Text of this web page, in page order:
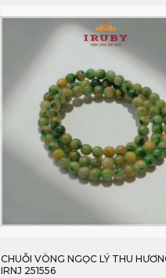
CHUỖI VÒNG LAM BĂNG CÚC -
2512555